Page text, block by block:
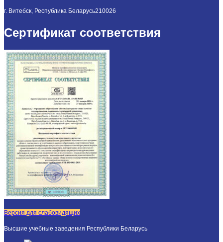
г. Витебск, Республика Беларусь210026
Сертификат соответствия
Версия для слабовидящих
Высшие учебные заведения Республики Беларусь